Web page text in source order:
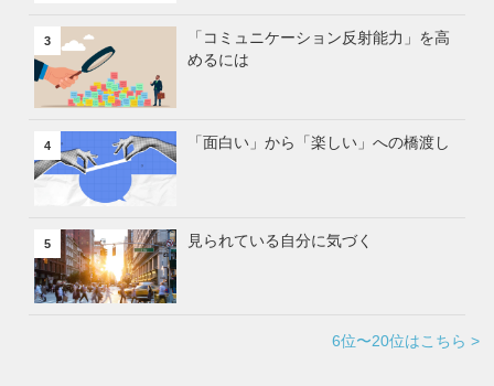
3
「コミュニケーション反射能力」を高
めるには
4 「面白い」から「楽しい」への橋渡し
5 見られている自分に気づく
6位〜20位はこちら >